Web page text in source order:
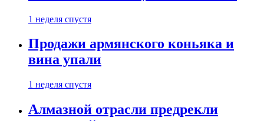
1 неделя спустя
Продажи армянского коньяка и
вина упали
1 неделя спустя
Алмазной отрасли предрекли